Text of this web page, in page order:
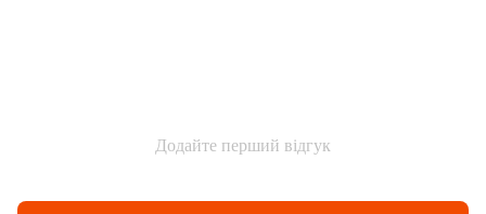
Додайте перший відгук